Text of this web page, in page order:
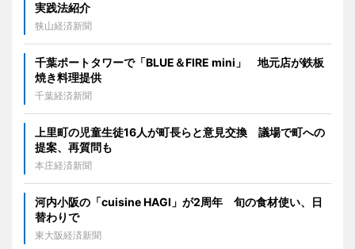
実践法紹介
狭山経済新聞
千葉ポートタワーで「BLUE＆FIRE mini」 地元店が鉄板
焼き料理提供
千葉経済新聞
上里町の児童生徒16人が町長らと意見交換 議場で町への
提案、再質問も
本庄経済新聞
河内小阪の「cuisine HAGI」が2周年 旬の食材使い、日
替わりで
東大阪経済新聞